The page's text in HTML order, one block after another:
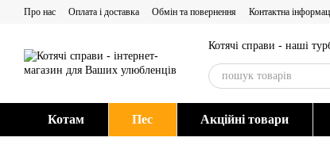
Перейти до основного контенту
Про нас Оплата і доставка Обмін та повернення Контактна
Котячі справи - наші
Котам Пес Акційні товари